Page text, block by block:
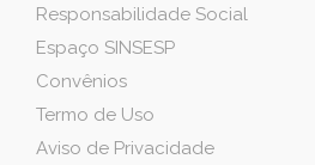
Responsabilidade Social
Espaço SINSESP
Convênios
Termo de Uso
Aviso de Privacidade